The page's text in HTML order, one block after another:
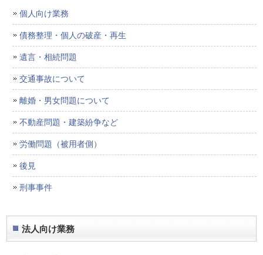
個人向け業務
債務整理・個人の破産・再生
遺言・相続問題
交通事故について
離婚・男女問題について
不動産問題・建築紛争など
労働問題（被用者側）
後見
刑事事件
法人向け業務